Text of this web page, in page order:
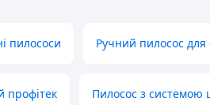
пилососи Ручний пилосос для
профітек Пилосос з системою